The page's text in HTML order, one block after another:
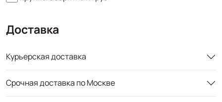
Доставка
Курьерская доставка
Срочная доставка по Москве